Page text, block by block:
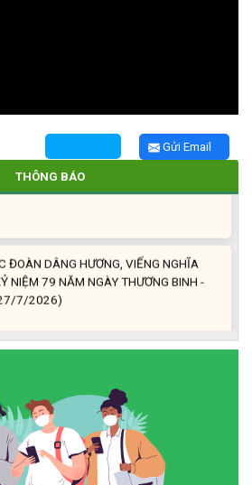
Gửi Email
THÔNG BÁO
CƯ M’GAR: SƠ KẾT CÔNG TÁC HỘI 6
TOÀN TỔ CHỨC CHI HỘI SAU SÁP
ĐOÀN DÂNG HƯƠNG, VIẾNG NGHĨA
NIỆM 79 NĂM NGÀY THƯƠNG BINH -
7/2026)
- LIỆT SĨ
Trung ương 3, khóa XIV của Tổng Bí